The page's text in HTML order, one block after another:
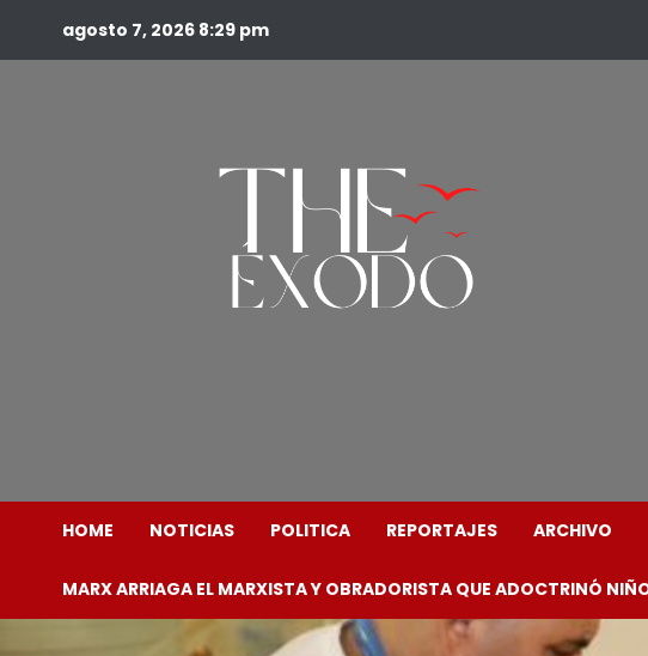
agosto 7, 2026 8:29 pm
HOME NOTICIAS POLITICA REPORTAJES ARCHIVO
MARX ARRIAGA EL MARXISTA Y OBRADORISTA QUE ADOCTRINÓ